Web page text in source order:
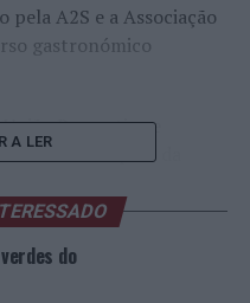
A2S e a Associação
gastronómico
Recreativa e
com o apoio da
e Associação
A LER
do